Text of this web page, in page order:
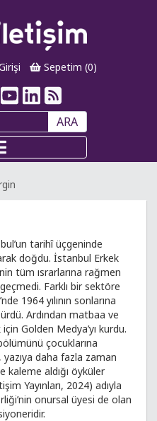
Sepetim (0)
ARA
tarihî üçgeninde
doğdu. İstanbul Erkek
tüm ısrarlarına rağmen
Farklı bir sektöre
1964 yılının sonlarına
Ardından matbaa ve
Golden Medya’yı kurdu.
çocuklarına
daha fazla zaman
kaleme aldığı öyküler
Yayınları, 2024) adıyla
onursal üyesi de olan